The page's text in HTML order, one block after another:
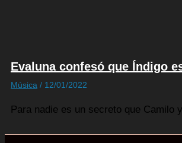
Evaluna confesó que Índigo
Música / 12/01/2022
Para nadie es un secreto que